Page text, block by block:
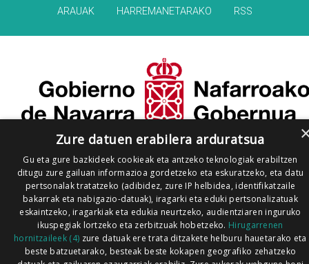
ARAUAK HARREMANETARAKO RSS
Zure datuen erabilera arduratsua
Gu eta gure bazkideek cookieak eta antzeko teknologiak erabiltzen
ditugu zure gailuan informazioa gordetzeko eta eskuratzeko, eta datu
pertsonalak tratatzeko (adibidez, zure IP helbidea, identifikatzaile
bakarrak eta nabigazio-datuak), iragarki eta eduki pertsonalizatuak
eskaintzeko, iragarkiak eta edukia neurtzeko, audientziaren inguruko
ikuspegiak lortzeko eta zerbitzuak hobetzeko. Hirugarrenen
hornitzaileek (4) zure datuak ere trata ditzakete helburu hauetarako eta
beste batzuetarako, besteak beste kokapen geografiko zehatzeko